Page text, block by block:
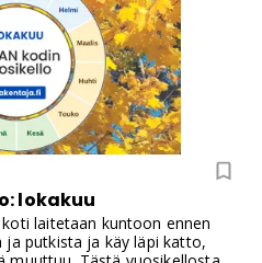
lokakuu
laitetaan kuntoon ennen
ja putkista ja käy läpi katto,